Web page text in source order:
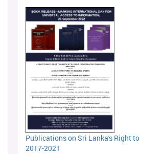
Publications on Sri Lanka's Right
2017-2021